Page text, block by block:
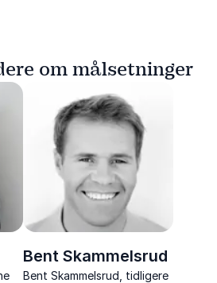
om målsetninger
Bent Skammelsrud
Bent Skammelsrud, tidligere